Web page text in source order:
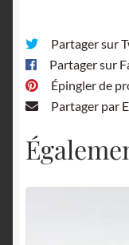
Partager sur
Partager sur
Épingler de
Partager par